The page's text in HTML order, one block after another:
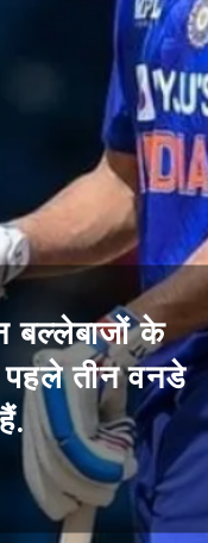
बल्लेबाजों के
पहले तीन वनडे